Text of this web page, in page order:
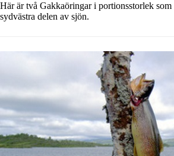
Här är två Gakkaöringar i portionsstorlek som
sydvästra delen av sjön.